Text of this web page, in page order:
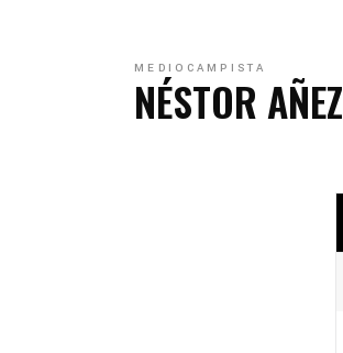
MEDIOCAMPISTA
NÉSTOR AÑEZ